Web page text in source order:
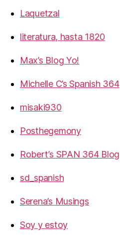
Laquetzal
literatura, hasta 1820
Max’s Blog Yo!
Michelle C’s Spanish 364
misaki930
Posthegemony
Robert’s SPAN 364 Blog
sd_spanish
Serena’s Musings
Soy y estoy